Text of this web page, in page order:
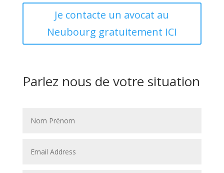
Je contacte un avocat au
Neubourg gratuitement ICI
Parlez nous de votre situation